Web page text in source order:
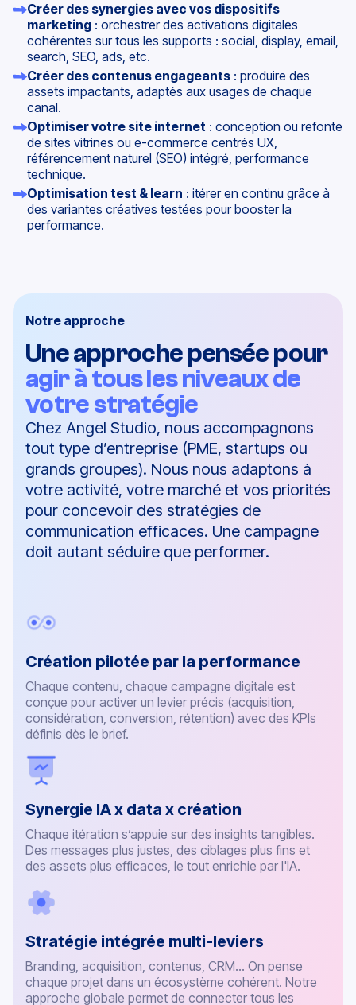
Créer des synergies avec vos dispositifs
marketing : orchestrer des activations digitales
cohérentes sur tous les supports : social, display, email,
search, SEO, ads, etc.
Créer des contenus engageants : produire des
assets impactants, adaptés aux usages de chaque
canal.
Optimiser votre site internet : conception ou refonte
de sites vitrines ou e-commerce centrés UX,
référencement naturel (SEO) intégré, performance
technique.
Optimisation test & learn : itérer en continu grâce à
des variantes créatives testées pour booster la
performance.
Notre approche
Une approche pensée pour
agir à tous les niveaux de
votre stratégie
Chez Angel Studio, nous accompagnons
tout type d’entreprise (PME, startups ou
grands groupes). Nous nous adaptons à
votre activité, votre marché et vos priorités
pour concevoir des stratégies de
communication efficaces. Une campagne
doit autant séduire que performer.
Création pilotée par la performance
Chaque contenu, chaque campagne digitale est
conçue pour activer un levier précis (acquisition,
considération, conversion, rétention) avec des KPIs
définis dès le brief.
Synergie IA x data x création
Chaque itération s’appuie sur des insights tangibles.
Des messages plus justes, des ciblages plus fins et
des assets plus efficaces, le tout enrichie par l'IA.
Stratégie intégrée multi-leviers
Branding, acquisition, contenus, CRM… On pense
chaque projet dans un écosystème cohérent. Notre
approche globale permet de connecter tous les